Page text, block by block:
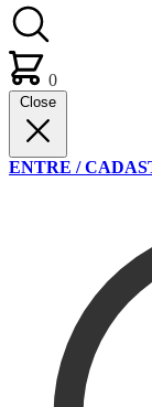
0
Close
ENTRE /